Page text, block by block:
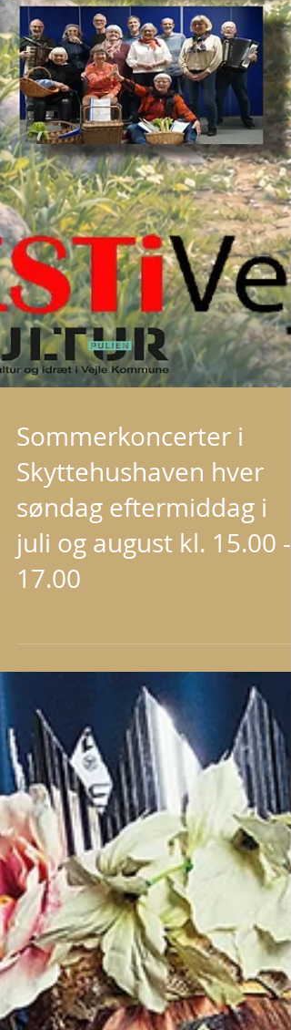
Sommerkoncerter i
Skyttehushaven hver
søndag eftermiddag i
juli og august kl. 15.00 -